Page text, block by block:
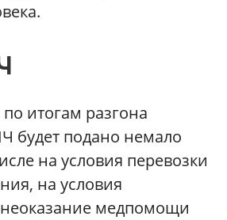
итогам разгона
будет подано немало
на условия перевозки
на условия
медпомощи